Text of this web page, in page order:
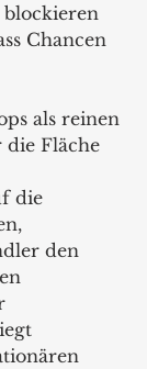
Chancen
als reinen
Fläche
die
den